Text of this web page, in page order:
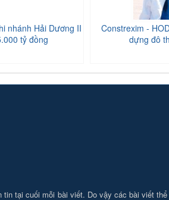
nhánh Hải Dương II
tỷ đồng
Constrexim -
dựng đô
tại cuối mỗi bài viết. Do vậy các bài viết